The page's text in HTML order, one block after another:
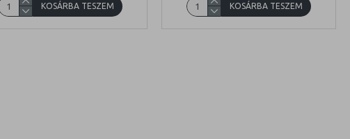
KOSÁRBA TESZEM KOSÁRBA TESZEM